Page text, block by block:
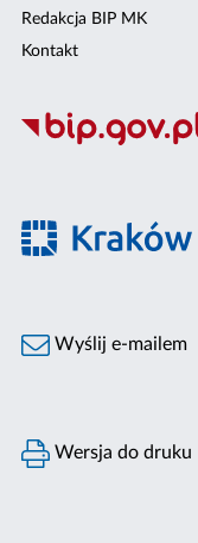
Redakcja BIP MK
Kontakt
Wyślij e-mailem
Wersja do druku